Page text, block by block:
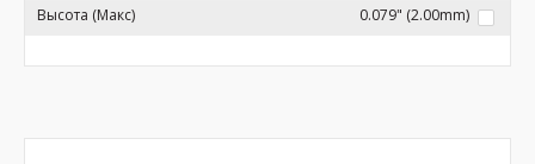
Высота (Макс)
0.079" (2.00mm)